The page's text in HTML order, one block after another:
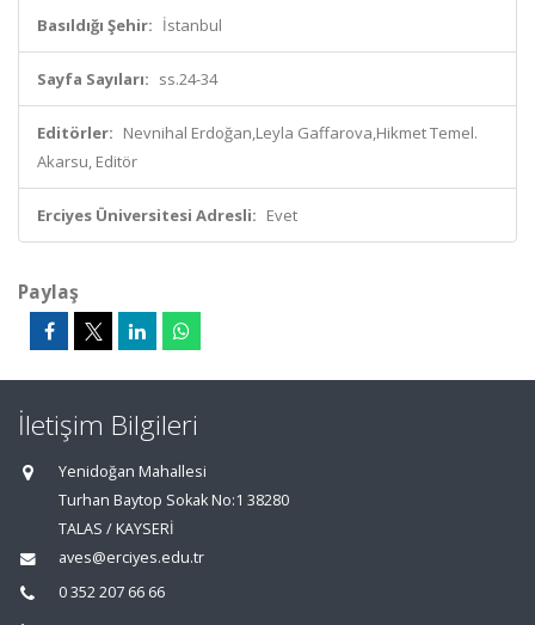
Basıldığı Şehir: İstanbul
Sayfa Sayıları: ss.24-34
Editörler: Nevnihal Erdoğan,Leyla Gaffarova,Hikmet Temel.
Akarsu, Editör
Erciyes Üniversitesi Adresli: Evet
Paylaş
İletişim Bilgileri
Yenidoğan Mahallesi
Turhan Baytop Sokak No:1 38280
TALAS / KAYSERİ
aves@erciyes.edu.tr
0 352 207 66 66